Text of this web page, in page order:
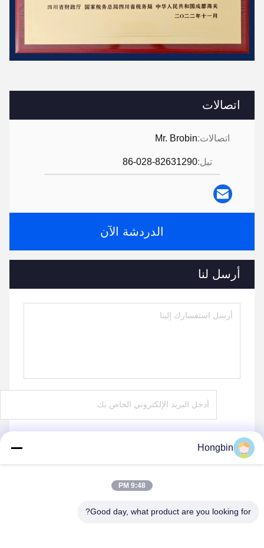
اتصالات
اتصالات:Mr. Brobin
تيل:86-028-82631290
الدردشة الآن
أرسل لنا
Hongbin
9:48 PM
Good day, what product are you looking for?